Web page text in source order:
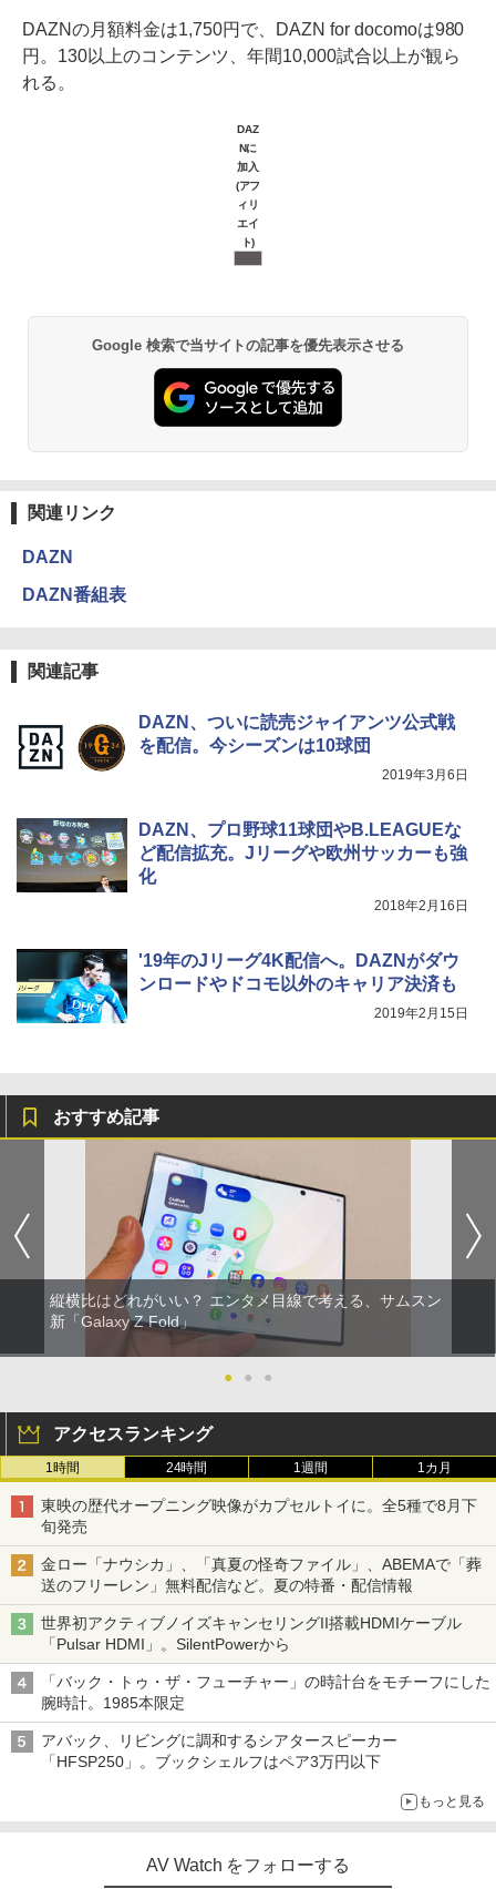
DAZNの月額料金は1,750円で、DAZN for docomoは980
円。130以上のコンテンツ、年間10,000試合以上が観ら
れる。
DAZ
Nに
加入
(アフ
ィリ
エイ
ト)
Google 検索で当サイトの記事を優先表示させる
関連リンク
DAZN
DAZN番組表
関連記事
DAZN、ついに読売ジャイアンツ公式戦
を配信。今シーズンは10球団
2019年3月6日
DAZN、プロ野球11球団やB.LEAGUEな
ど配信拡充。Jリーグや欧州サッカーも強
化
2018年2月16日
'19年のJリーグ4K配信へ。DAZNがダウ
ンロードやドコモ以外のキャリア決済も
2019年2月15日
おすすめ記事
縦横比はどれがいい？ エンタメ目線で考える、サムスン
新「Galaxy Z Fold」
● ● ●
アクセスランキング
1時間 24時間 1週間 1カ月
東映の歴代オープニング映像がカプセルトイに。全5種で8月下
旬発売
金ロー「ナウシカ」、「真夏の怪奇ファイル」、ABEMAで「葬
送のフリーレン」無料配信など。夏の特番・配信情報
世界初アクティブノイズキャンセリングII搭載HDMIケーブル
「Pulsar HDMI」。SilentPowerから
「バック・トゥ・ザ・フューチャー」の時計台をモチーフにした
腕時計。1985本限定
アバック、リビングに調和するシアタースピーカー
「HFSP250」。ブックシェルフはペア3万円以下
もっと見る
AV Watch をフォローする